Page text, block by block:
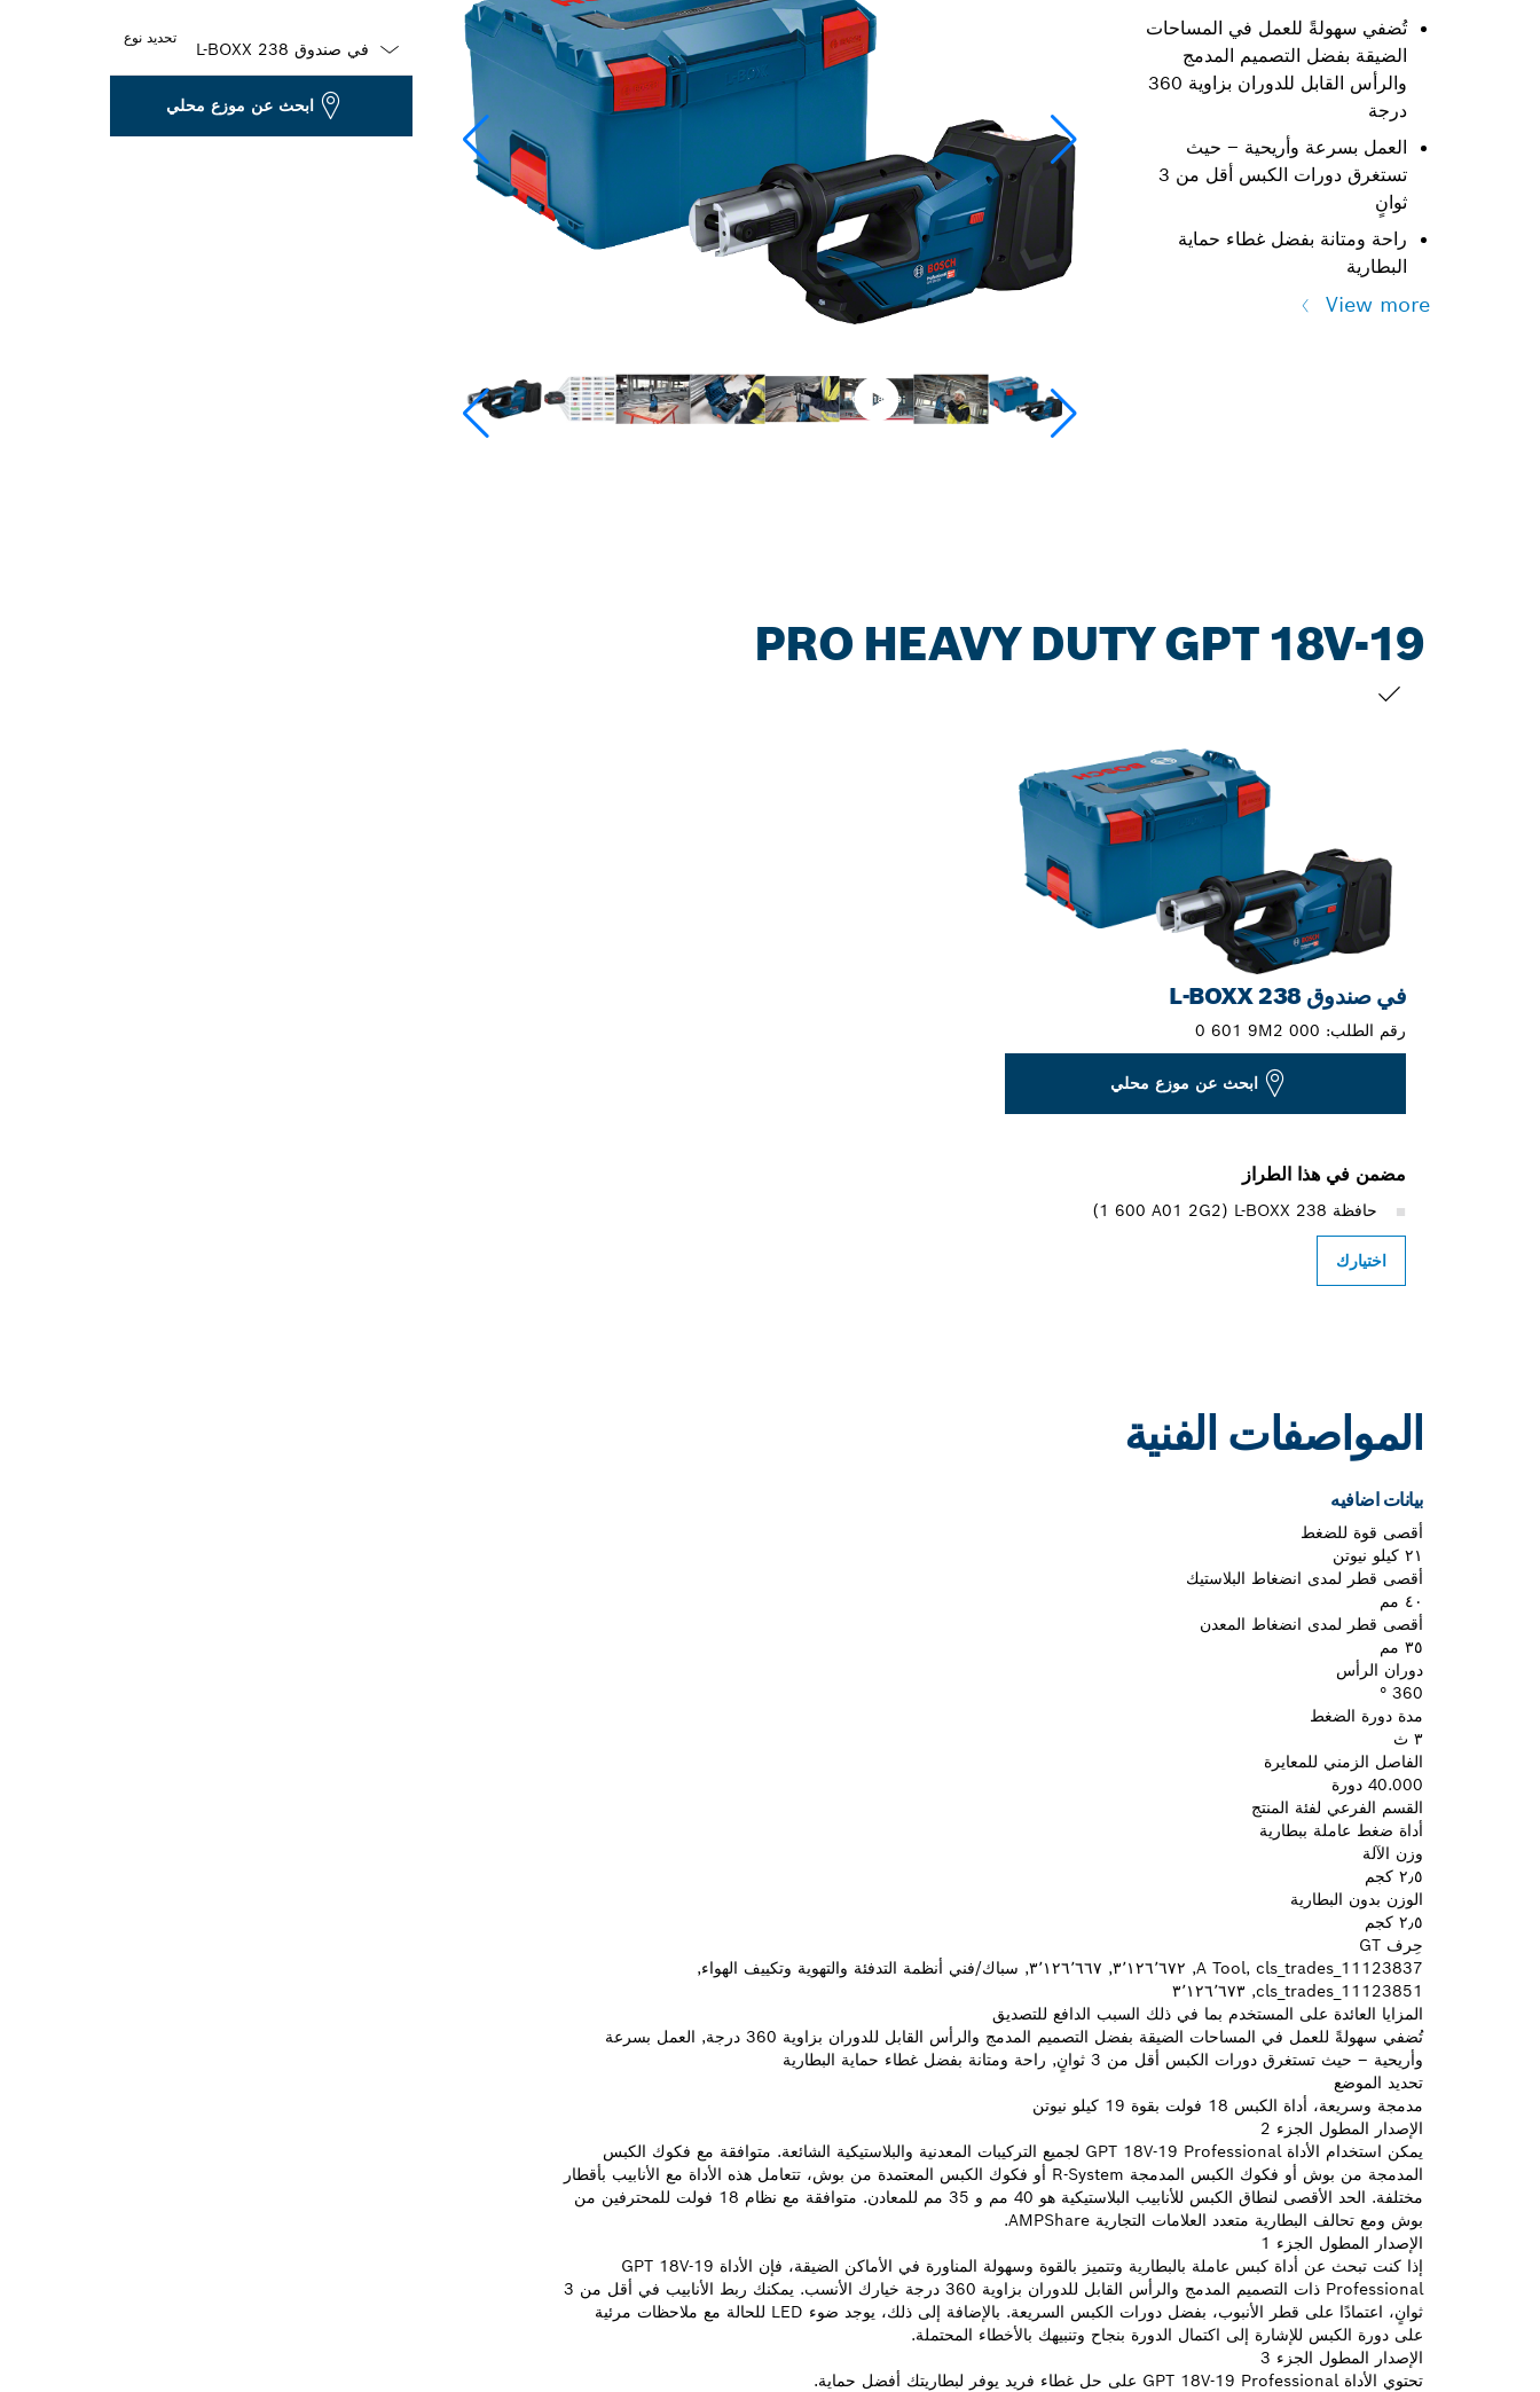
تُضفي سهولةً للعمل في المساحات
الضيقة بفضل التصميم المدمج
والرأس القابل للدوران بزاوية 360
درجة
العمل بسرعة وأريحية – حيث
تستغرق دورات الكبس أقل من 3
ثوانٍ
راحة ومتانة بفضل غطاء حماية
البطارية
View more
تحديد نوع
Dropdown
ابحث عن موزع محلي
PRO HEAVY DUTY GPT 18V-19
في صندوق L-BOXX 238‏
رقم الطلب: 0 601 9M2 000
ابحث عن موزع محلي
مضمن في هذا الطراز
حافظة L-BOXX 238 ‏(‎1 600 A01 2G2)
اختيارك
المواصفات الفنية
بيانات اضافيه
أقصى قوة للضغط
٢١ كيلو نيوتن
أقصى قطر لمدى انضغاط البلاستيك
٤٠ مم
أقصى قطر لمدى انضغاط المعدن
٣٥ مم
دوران الرأس
360 °
مدة دورة الضغط
٣ ث
الفاصل الزمني للمعايرة
40.000 دورة
القسم الفرعي لفئة المنتج
أداة ضغط عاملة ببطارية
وزن الآلة
٢٫٥ كجم
الوزن بدون البطارية
٢٫٥ كجم
حِرف GT
A Tool, cls_trades_11123837, ٣٬١٢٦٬٦٧٢, ٣٬١٢٦٬٦٦٧, سباك/فني أنظمة التدفئة والتهوية وتكييف الهواء,
cls_trades_11123851, ٣٬١٢٦٬٦٧٣
المزايا العائدة على المستخدم بما في ذلك السبب الدافع للتصديق
تُضفي سهولةً للعمل في المساحات الضيقة بفضل التصميم المدمج والرأس القابل للدوران بزاوية 360 درجة, العمل بسرعة
وأريحية – حيث تستغرق دورات الكبس أقل من 3 ثوانٍ, راحة ومتانة بفضل غطاء حماية البطارية
تحديد الموضع
مدمجة وسريعة، أداة الكبس 18 فولت بقوة 19 كيلو نيوتن
الإصدار المطول الجزء 2
يمكن استخدام الأداة GPT 18V-19 Professional لجميع التركيبات المعدنية والبلاستيكية الشائعة. متوافقة مع فكوك الكبس
المدمجة من بوش أو فكوك الكبس المدمجة R-System أو فكوك الكبس المعتمدة من بوش، تتعامل هذه الأداة مع الأنابيب بأقطار
مختلفة. الحد الأقصى لنطاق الكبس للأنابيب البلاستيكية هو 40 مم و 35 مم للمعادن. متوافقة مع نظام 18 فولت للمحترفين من
بوش ومع تحالف البطارية متعدد العلامات التجارية AMPShare.
الإصدار المطول الجزء 1
إذا كنت تبحث عن أداة كبس عاملة بالبطارية وتتميز بالقوة وسهولة المناورة في الأماكن الضيقة، فإن الأداة GPT 18V-19
Professional ذات التصميم المدمج والرأس القابل للدوران بزاوية 360 درجة خيارك الأنسب. يمكنك ربط الأنابيب في أقل من 3
ثوانٍ، اعتمادًا على قطر الأنبوب، بفضل دورات الكبس السريعة. بالإضافة إلى ذلك، يوجد ضوء LED للحالة مع ملاحظات مرئية
على دورة الكبس للإشارة إلى اكتمال الدورة بنجاح وتنبيهك بالأخطاء المحتملة.
الإصدار المطول الجزء 3
تحتوي الأداة GPT 18V-19 Professional على حل غطاء فريد يوفر لبطاريتك أفضل حماية.